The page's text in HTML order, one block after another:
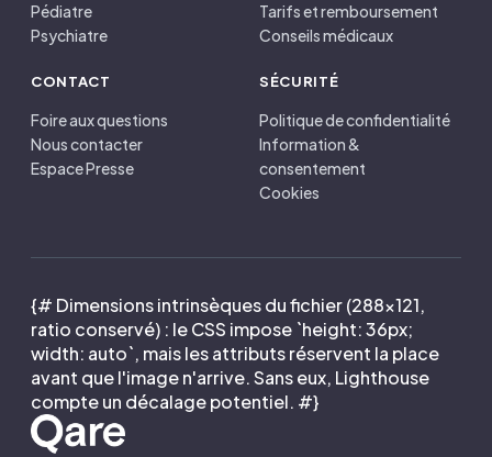
Pédiatre
Psychiatre
Tarifs et remboursement
Conseils médicaux
CONTACT
Foire aux questions
Nous contacter
Espace Presse
SÉCURITÉ
Politique de confidentialité
Information &
consentement
Cookies
{# Dimensions intrinsèques du fichier (288×121,
ratio conservé) : le CSS impose `height: 36px;
width: auto`, mais les attributs réservent la place
avant que l'image n'arrive. Sans eux, Lighthouse
compte un décalage potentiel. #}